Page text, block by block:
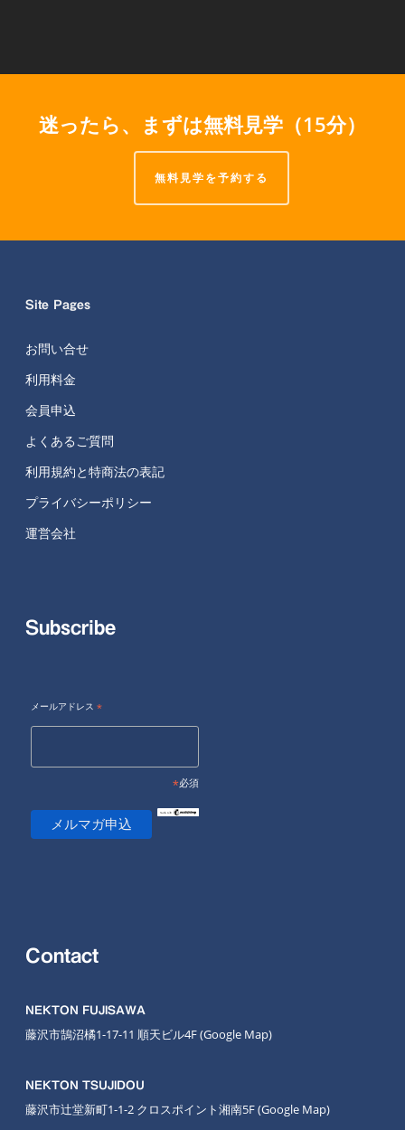
迷ったら、まずは無料見学（15分）
無料見学を予約する
Site Pages
お問い合せ
利用料金
会員申込
よくあるご質問
利用規約と特商法の表記
プライバシーポリシー
運営会社
Subscribe
メールアドレス *
*必須
Contact
NEKTON FUJISAWA
藤沢市鵠沼橘1-17-11 順天ビル4F(Google Map)
NEKTON TSUJIDOU
藤沢市辻堂新町1-1-2 クロスポイント湘南5F(Google Map)